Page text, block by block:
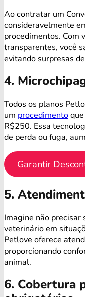
Ao contratar um
consideravelmente
procedimentos. Com
transparentes, você
evitando surpresas
4.
Todos os planos
um procedimento
R$250. Essa
de perda ou fuga,
Garantir
5.
Imagine não precisar
veterinário em
Petlove oferece
proporcionando
animal.
6. Cobertura